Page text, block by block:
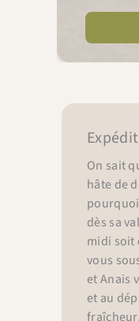
On sait
hâte de
dès sa
midi soit
vous
et Anais
et au